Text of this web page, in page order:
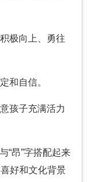
极向上、勇往
和自信。
孩子充满活力
“昂”字搭配起来
好和文化背景